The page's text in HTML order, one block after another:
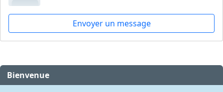
Envoyer un message
Bienvenue